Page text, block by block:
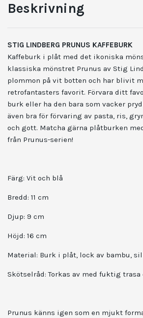
Beskrivning
STIG LINDBERG PRUNUS KAFFEBURK
Kaffeburk i plåt med det ikoniska
klassiska mönstret Prunus av Stig
plommon på vit botten och har blivit
retrofantasters favorit. Förvara ditt
burk eller ha den bara som vacker
även bra för förvaring av pasta, ris,
och gott. Matcha gärna plåtburken
från Prunus-serien!
Färg: Vit och blå
Bredd: 11 cm
Djup: 9 cm
Höjd: 16 cm
Material: Burk i plåt, lock av bambu,
Skötselråd: Torkas av med fuktig
Prunus känns igen som en mjukt